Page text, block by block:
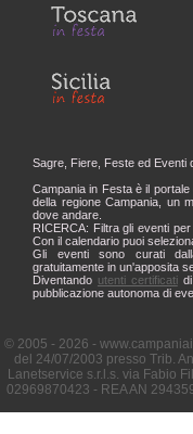
Sagre, Fiere, Feste ed Eventi
Campania in Festa è il
della regione Campania, un
dove andare.
RICERCA: Filtra gli eventi
Con il calendario puoi
Gli eventi sono curati
gratuitamente in un'apposita
Diventando utenti certificatidi
pubblicazione autonoma di
© 2005 - 2026 -
del 24/07/2003 presso Trib.
Lanetservice s.r.l.s. via Fabio
02969870423 - REA AN